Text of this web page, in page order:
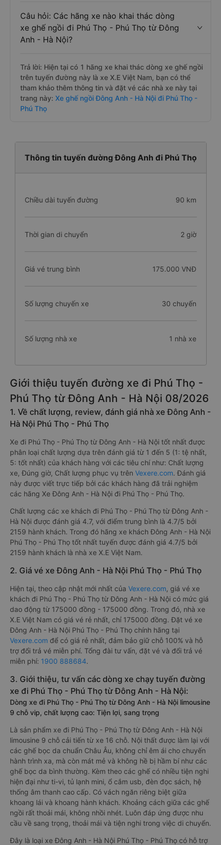
Câu hỏi: Các hãng xe nào khai thác dòng
xe ghế ngồi đi Phú Thọ - Phú Thọ từ Đông
Anh - Hà Nội?
Trả lời: Hiện tại có 1 hãng xe khai thác dòng xe ghế ngồi
trên tuyến đường này là xe X.E Việt Nam, bạn có thể
tham khảo thêm thông tin và đặt vé các nhà xe này tại
trang này: Xe ghế ngồi Đông Anh - Hà Nội đi Phú Thọ -
Phú Thọ
Thông tin tuyến đường Đông Anh đi Phú Thọ
Chiều dài tuyến đường 90 km
Thời gian di chuyển 2 giờ
Giá vé trung bình 175.000 VNĐ
Số lượng chuyến xe 30 chuyến
Số lượng nhà xe 1 nhà xe
Giới thiệu tuyến đường xe đi Phú Thọ -
Phú Thọ từ Đông Anh - Hà Nội 08/2026
1. Về chất lượng, review, đánh giá nhà xe Đông Anh -
Hà Nội Phú Thọ - Phú Thọ
Xe đi Phú Thọ - Phú Thọ từ Đông Anh - Hà Nội tốt nhất được
phân loại chất lượng dựa trên đánh giá từ 1 đến 5 (1: tệ nhất,
5: tốt nhất) của khách hàng với các tiêu chí như: Chất lượng
xe, Đúng giờ, Chất lượng phục vụ trên Vexere.com. Đánh giá
này được viết trực tiếp bởi các khách hàng đã trải nghiệm
các hãng Xe Đông Anh - Hà Nội đi Phú Thọ - Phú Thọ.
Chất lượng các xe khách đi Phú Thọ - Phú Thọ từ Đông Anh -
Hà Nội được đánh giá 4.7, với điểm trung bình là 4.7/5 bởi
2159 hành khách. Trong đó hãng xe khách Đông Anh - Hà Nội
Phú Thọ - Phú Thọ tốt nhất tuyến được đánh giá 4.7/5 bởi
2159 hành khách là nhà xe X.E Việt Nam.
2. Giá vé xe Đông Anh - Hà Nội Phú Thọ - Phú Thọ
Hiện tại, theo cập nhật mới nhất của Vexere.com, giá vé xe
khách đi Phú Thọ - Phú Thọ từ Đông Anh - Hà Nội có mức giá
dao động từ 175000 đồng - 175000 đồng. Trong đó, nhà xe
X.E Việt Nam có giá vé rẻ nhất, chỉ 175000 đồng. Đặt vé xe
Đông Anh - Hà Nội Phú Thọ - Phú Thọ chính hãng tại
Vexere.com để có giá rẻ nhất, đảm bảo giữ chỗ 100% và hỗ
trợ đổi trả vé miễn phí. Tổng đài tư vấn, đặt vé và đổi trả vé
miễn phí: 1900 888684.
3. Giới thiệu, tư vấn các dòng xe chạy tuyến đường
xe đi Phú Thọ - Phú Thọ từ Đông Anh - Hà Nội:
Dòng xe đi Phú Thọ - Phú Thọ từ Đông Anh - Hà Nội limousine
9 chỗ vip, chất lượng cao: Tiện lợi, sang trọng
Là sản phẩm xe đi Phú Thọ - Phú Thọ từ Đông Anh - Hà Nội
limousine 9 chỗ cải tiến từ xe 16 chỗ. Nội thất được làm lại với
các ghế bọc da chuẩn Châu Âu, không chỉ êm ái cho chuyến
hành trình xa, mà còn mát mẻ và không hề bị hầm bí như các
ghế bọc da bình thường. Kèm theo các ghế có nhiều tiện nghi
hiện đại như ti-vi, tủ lạnh mini, ổ cắm usb, đèn đọc sách, hệ
thống âm thanh cao cấp. Có vách ngăn riêng biệt giữa
khoang lái và khoang hành khách. Khoảng cách giữa các ghế
ngồi rất thoải mái, không nhồi nhét. Luôn đáp ứng được nhu
cầu về sang trọng, thoải mái và tiện nghi trong việc di chuyển.
Đây là loại xe Đông Anh - Hà Nội Phú Thọ - Phú Thọ có hỗ trợ